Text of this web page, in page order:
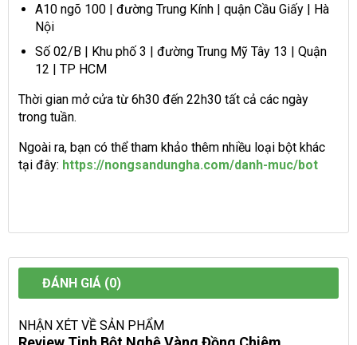
A10 ngõ 100 | đường Trung Kính | quận Cầu Giấy | Hà
Nội
Số 02/B | Khu phố 3 | đường Trung Mỹ Tây 13 | Quận
12 | TP HCM
Thời gian mở cửa từ 6h30 đến 22h30 tất cả các ngày
trong tuần.
Ngoài ra, bạn có thể tham khảo thêm nhiều loại bột khác
tại đây: https://nongsandungha.com/danh-muc/bot
ĐÁNH GIÁ (0)
NHẬN XÉT VỀ SẢN PHẨM